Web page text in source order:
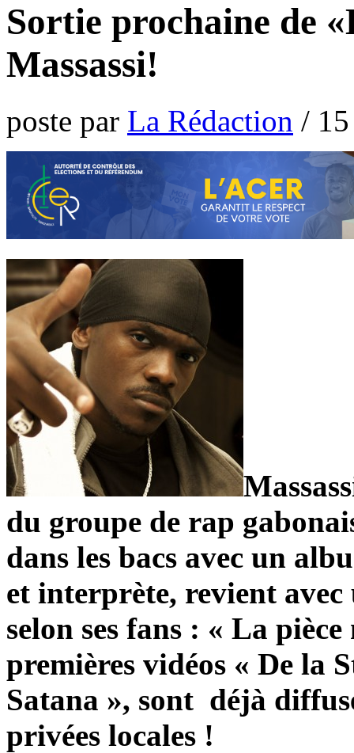
Sortie prochaine de
Massassi!
poste par La Rédaction /
du groupe de rap
dans les bacs avec un
et interprète, revient
selon ses fans : « La
premières vidéos « De la
Satana », sont déjà
privées locales !